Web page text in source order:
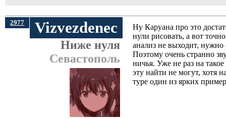
2977 Vizvezdenec
Ниже нуля
Севастополь
Ну Каруана про это
нули рисовать, а вот
анализ не выходит, нужно
Поэтому очень странно
ничья. Уже не раз на
эту найти не могут, хотя
туре один из ярких